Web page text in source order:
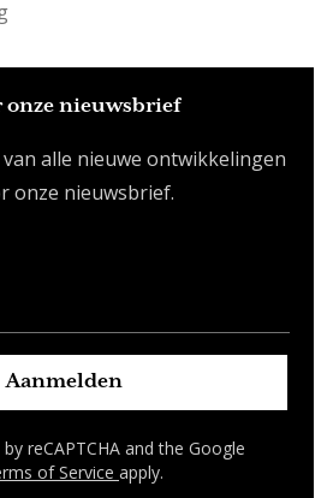
onze nieuwsbrief
alle nieuwe ontwikkelingen
onze nieuwsbrief.
Aanmelden
reCAPTCHA and the Google
of Service apply.